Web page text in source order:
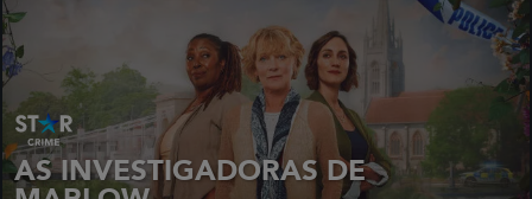
AS INVESTIGADORAS DE